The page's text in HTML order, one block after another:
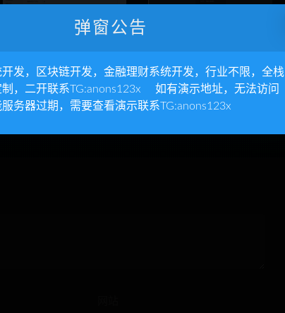
完美运营版富贵鸡养鸡农场
游戏源码 仿皮皮果理财农场
游戏源码
PHP水果游戏源码下载 完美
运营版+带APP+微信端
弹窗公告
发，区块链开发，金融理财系统开发，行业不限，全栈
，二开联系TG:anons123x 如有演示地址，无法访问
务器过期，需要查看演示联系TG:anons123x